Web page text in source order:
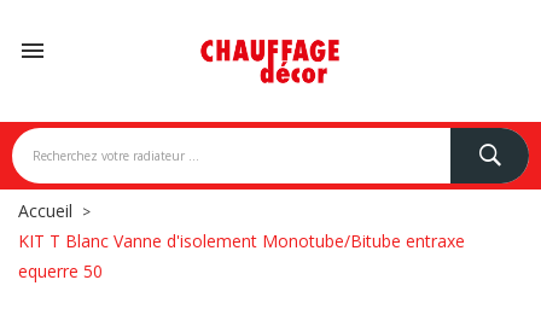

Accueil
KIT T Blanc Vanne d'isolement Monotube/Bitube entraxe
equerre 50